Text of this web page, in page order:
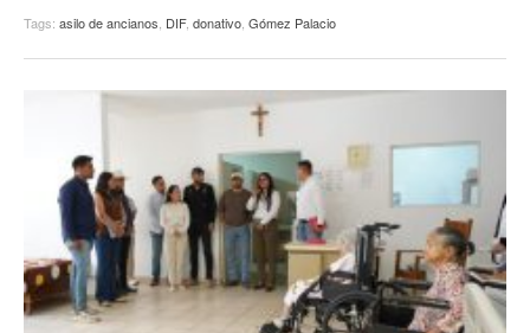
Tags: asilo de ancianos DIF, donativo Gómez Palacio